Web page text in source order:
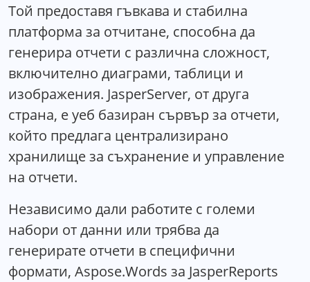
Той предоставя гъвкава и стабилна
платформа за отчитане, способна да
генерира отчети с различна сложност,
включително диаграми, таблици и
изображения. JasperServer, от друга
страна, е уеб базиран сървър за отчети,
който предлага централизирано
хранилище за съхранение и управление
на отчети.
Независимо дали работите с големи
набори от данни или трябва да
генерирате отчети в специфични
формати, Aspose.Words за JasperReports